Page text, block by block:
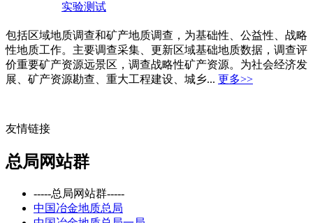
实验测试
包括区域地质调查和矿产地质调查，为基础性、公益性、战略
性地质工作。主要调查采集、更新区域基础地质数据，调查评
价重要矿产资源远景区，调查战略性矿产资源。为社会经济发
展、矿产资源勘查、重大工程建设、城乡... 更多>>
友情链接
总局网站群
-----总局网站群-----
中国冶金地质总局